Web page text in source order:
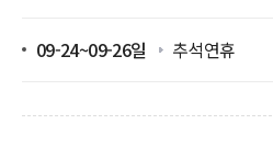
09-24~09-26일 추석연휴